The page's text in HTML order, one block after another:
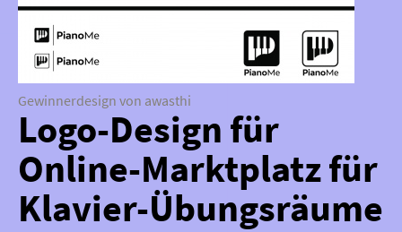
Gewinnerdesign von awasthi
Logo-Design für
Online-Marktplatz für
Klavier-Übungsräume